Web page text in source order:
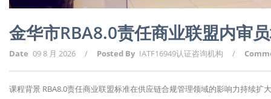
金华市RBA8.0责任商业联盟内审
Date 09 8 月 2026 / Posted By IATF16949认证咨询机构 /
课程背景 RBA8.0责任商业联盟标准在供应链合规管理领域的影响力持续扩